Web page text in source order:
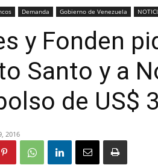
Demanda Gobierno de Venezuela
y Fonden
Santo y a
de US$
2016